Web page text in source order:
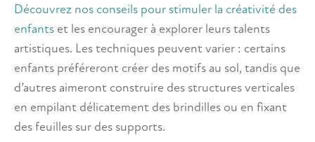
Découvrez nos conseils pour stimuler la créativité des
enfants et les encourager à explorer leurs talents
artistiques. Les techniques peuvent varier : certains
enfants préféreront créer des motifs au sol, tandis que
d’autres aimeront construire des structures verticales
en empilant délicatement des brindilles ou en fixant
des feuilles sur des supports.